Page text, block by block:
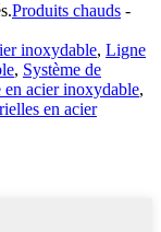
Produits chauds -
inoxydable, Ligne
, Système de
acier inoxydable,
en acier